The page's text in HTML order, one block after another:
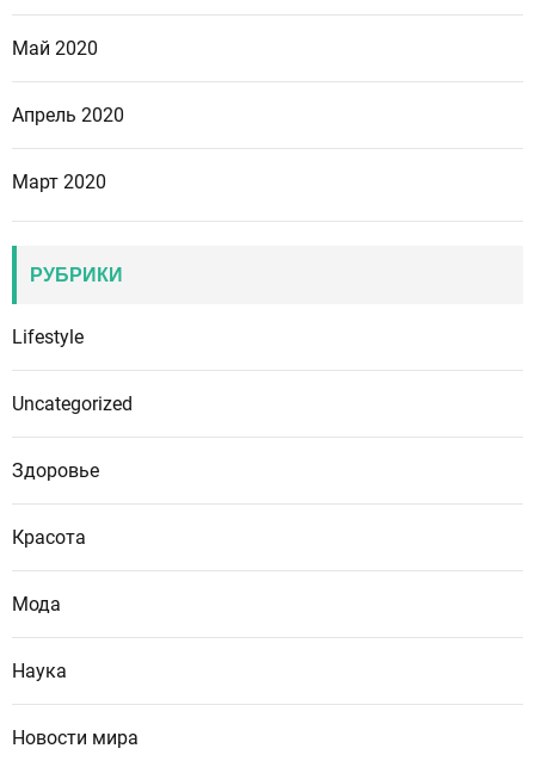
Май 2020
Апрель 2020
Март 2020
РУБРИКИ
Lifestyle
Uncategorized
Здоровье
Красота
Мода
Наука
Новости мира